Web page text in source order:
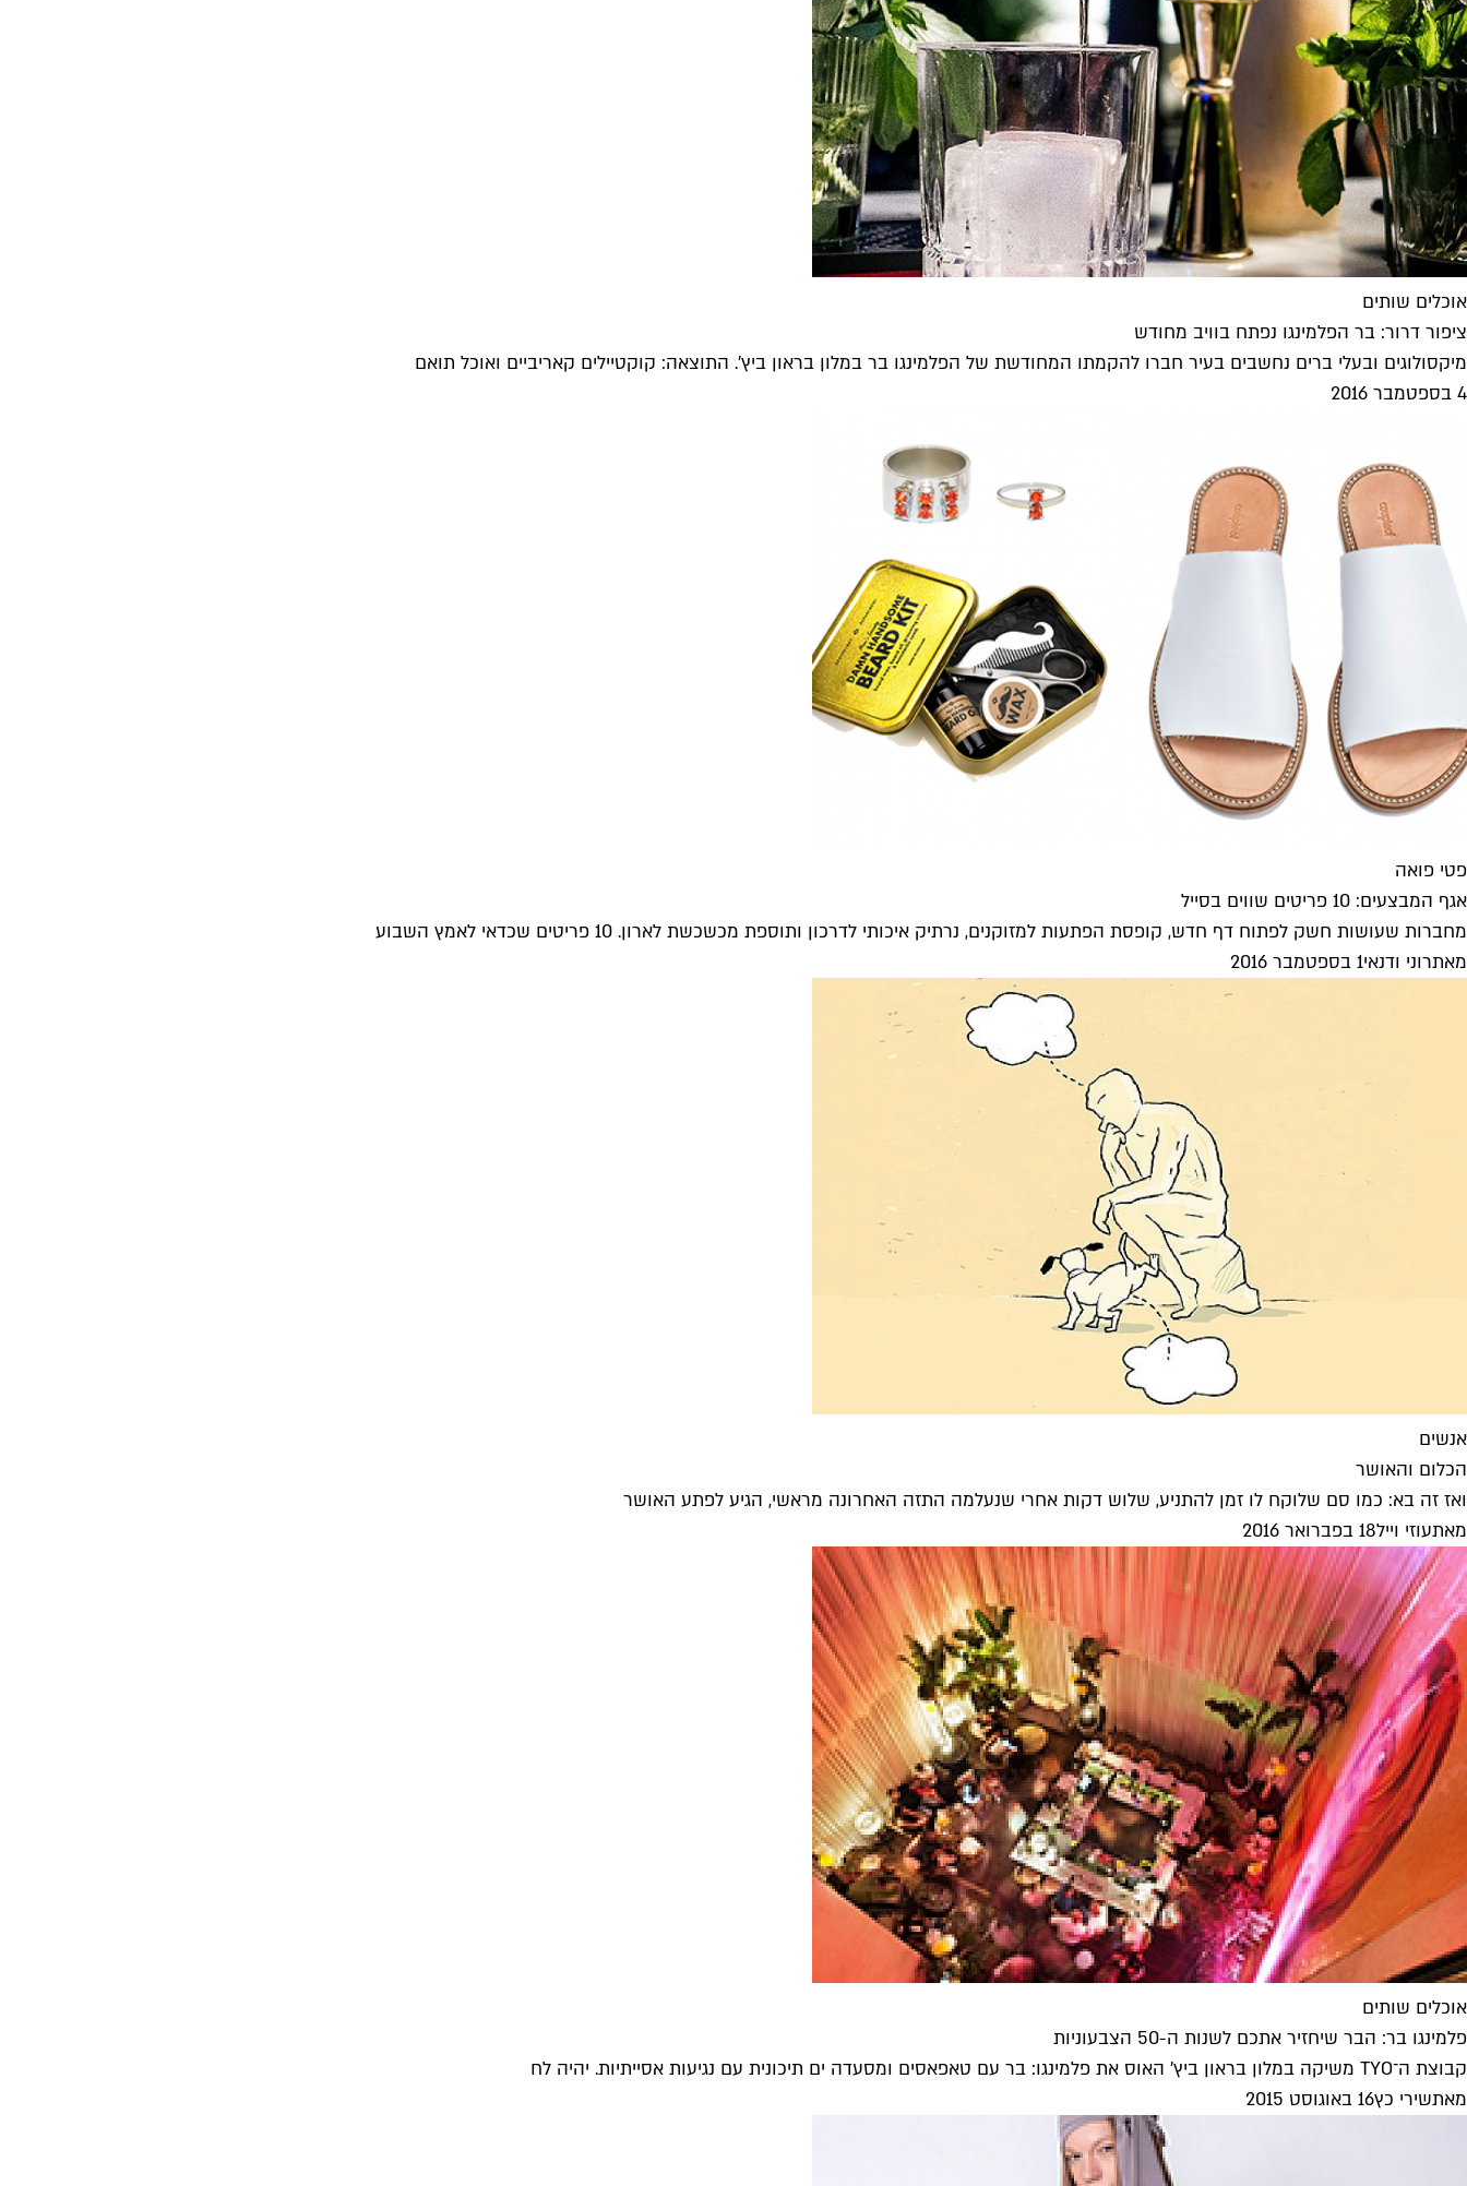
אוכלים שותים
ציפור דרור: בר הפלמינגו נפתח בוויב מחודש
מיקסולוגים ובעלי ברים נחשבים בעיר חברו להקמתו המחודשת של הפלמינגו בר במלון בראון ביץ'. התוצאה: קוקטיילים קאריביים ואוכל תואם
4 בספטמבר 2016
פטי פואה
אגף המבצעים: 10 פריטים שווים בסייל
מחברות שעושות חשק לפתוח דף חדש, קופסת הפתעות למזוקנים, נרתיק איכותי לדרכון ותוספת מכשכשת לארון. 10 פריטים שכדאי לאמץ השבוע
מאתרוני ודנאי1 בספטמבר 2016
אנשים
הכלום והאושר
ואז זה בא: כמו סם שלוקח לו זמן להתניע, שלוש דקות אחרי שנעלמה התזה האחרונה מראשי, הגיע לפתע האושר
מאתעוזי וייל18 בפברואר 2016
אוכלים שותים
פלמינגו בר: הבר שיחזיר אתכם לשנות ה-50 הצבעוניות
קבוצת ה־TYO משיקה במלון בראון ביץ' האוס את פלמינגו: בר עם טאפאסים ומסעדה ים תיכונית עם נגיעות אסייתיות. יהיה לח
מאתשירי כץ16 באוגוסט 2015